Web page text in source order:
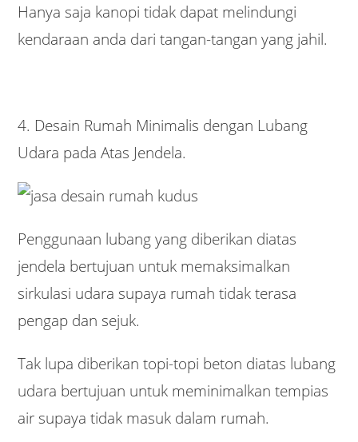
Hanya saja kanopi tidak dapat melindungi
kendaraan anda dari tangan-tangan yang jahil.
4. Desain Rumah Minimalis dengan Lubang
Udara pada Atas Jendela.
Penggunaan lubang yang diberikan diatas
jendela bertujuan untuk memaksimalkan
sirkulasi udara supaya rumah tidak terasa
pengap dan sejuk.
Tak lupa diberikan topi-topi beton diatas lubang
udara bertujuan untuk meminimalkan tempias
air supaya tidak masuk dalam rumah.